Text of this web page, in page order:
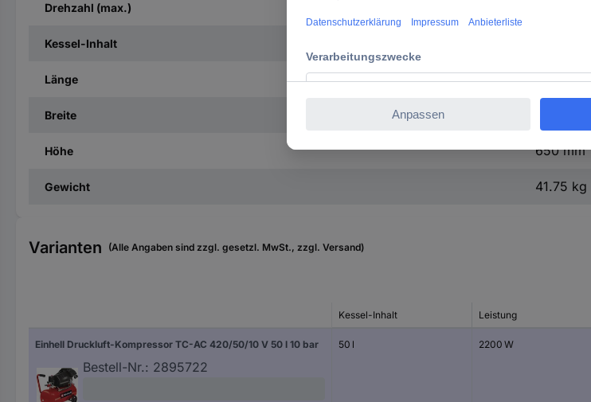
Drehzahl (max.)
Kessel-Inhalt
Länge 780 mm
Breite
Höhe 650 mm
Gewicht 41.75 kg
Varianten (Alle Angaben sind zzgl. gesetzl. MwSt., zzgl. Versand)
Kessel-Inhalt Leistung
Einhell Druckluft-Kompressor TC-AC 420/50/10 V 50 l 10 bar
Bestell-Nr.: 2895722
50 l 2200 W